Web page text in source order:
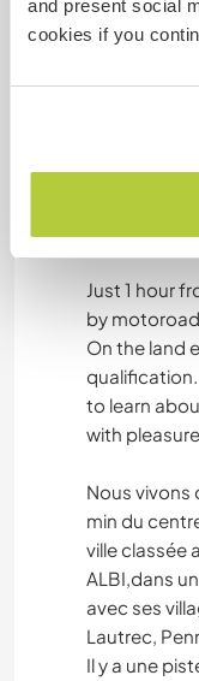
and present social
cookies if you
Was noch
We live in
minutes
classified
beautiful
villages
landscape.
Just 1 hour
by
On the land
to learn
with
Nous vivons
min du
ville classée
ALBI,dans
avec ses
Lautrec,
Il y a une